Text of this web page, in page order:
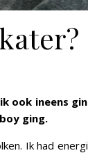
ook ineens
ging.
Ik had